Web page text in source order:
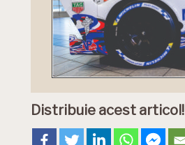
Distribuie acest articol!